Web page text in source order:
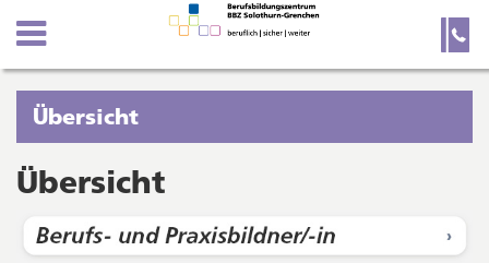
Kanton
Solothurn
Wichtige
Seiten
Startseite
Hauptnavigation
Sitemap
Suche
Navigation
und
Suche
Navigation
Sie
befinden
sich
in:
Übersicht
Übersicht